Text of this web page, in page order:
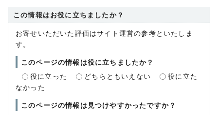
この情報はお役に立ちましたか？
お寄せいただいた評価はサイト運営の参考といたしま
す。
このページの情報は役に立ちましたか？
役に立った
どちらともいえない
役に立た
なかった
このページの情報は見つけやすかったですか？